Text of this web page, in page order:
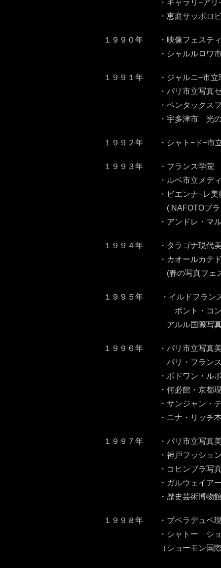
・ギャラリ−アリ−ヌ・
・恵庭サッポロビ−ル工
１９９０年 ・映像フェステ
・シャルルロワ市立写真
１９９１年 ・ジャルニ−市立
・パリ市立写真センタ−
・ペンタックスフォ−
・宇多津市 光の彫刻「
１９９２年 ・シャト−ド−市
１９９３年 ・フランス学院
・ルベ市立メディアテ
・ビエンナ−レ美術館
( NAFOTOブラジル国際
・アンドレ・マルロ−文
１９９４年 ・タラゴナ現代
・カオールカテドラル
(春の写真フェスティヴ
１９９５年 ・イルドフラン
ポント・コンボー
アルル国際写真フェス
１９９６年 ・パリ市立写真
パリ・フラン
・ボドワン・ルボン ギ
・何必館・京都現代美
・サンジャン・デ・ヴィ
・ニナ・リッチ本店ショ
１９９７年 ・パリ市立写真
・神戸フッション美術館
・コヒンブラ写真月間
・ガルウェイアートフェ
・歴史芸術博物館 「Le
１９９８年 ・ブベラデュベ
・シャトー ショーモ
（ショーモン国際庭園フ